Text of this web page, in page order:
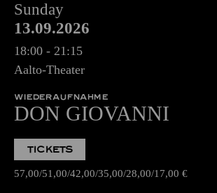
Sunday
13.09.2026
18:00 - 21:15
Aalto-Theater
WIEDERAUFNAHME
DON GIOVANNI
TICKETS
57,00 51,00 42,00 35,00 28,00 17,00 €